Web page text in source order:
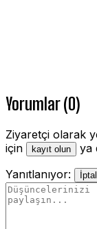
Yorumlar (0)
Ziyaretçi olarak
için
kayıt olun ya
Yanıtlanıyor:
İptal